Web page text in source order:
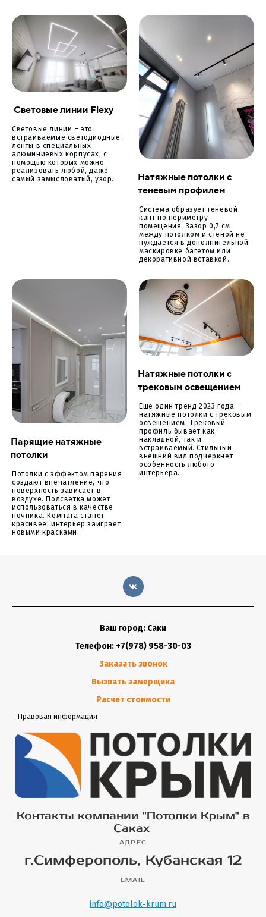
Световые линии Flexy
Световые линии – это
встраиваемые светодиодные
ленты в специальных
алюминиевых корпусах, с
помощью которых можно
реализовать любой, даже
самый замысловатый, узор.
Натяжные потолки с
теневым профилем
Система образует теневой
кант по периметру
помещения. Зазор 0,7 см
между потолком и стеной не
нуждается в дополнительной
маскировке багетом или
декоративной вставкой.
Парящие натяжные
потолки
Потолки с эффектом парения
создают впечатление, что
поверхность зависает в
воздухе. Подсветка может
использоваться в качестве
ночника. Комната станет
красивее, интерьер заиграет
новыми красками.
Натяжные потолки с
трековым освещением
Еще один тренд 2023 года -
натяжные потолки с трековым
освещением. Трековый
профиль бывает как
накладной, так и
встраиваемый. Стильный
внешний вид подчеркнёт
особенность любого
интерьера.
Ваш город: Саки
Телефон: +7(978) 958-30-03
Заказать звонок
Вызвать замерщика
Расчет стоимости
Правовая информация
Контакты компании "Потолки Крым" в
Саках
АДРЕС
г.Симферополь, Кубанская 12
EMAIL
info@potolok-krum.ru